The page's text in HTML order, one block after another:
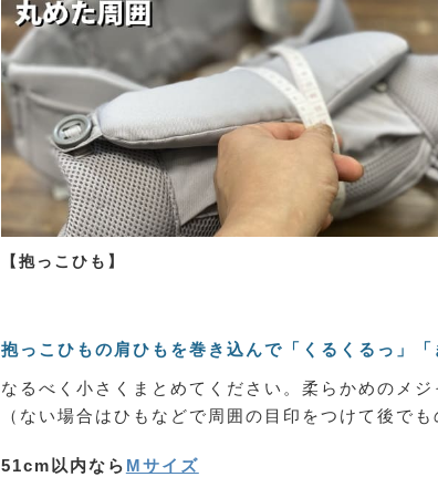
【抱っこひも】
抱っこひもの肩ひもを巻き込んで「くるくるっ」「
なるべく小さくまとめてください。柔らかめのメジ
（ない場合はひもなどで周囲の目印をつけて後でも
51cm以内なら Mサイズ